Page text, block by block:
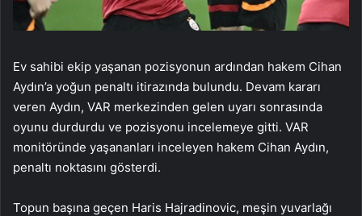
Ev sahibi ekip yaşanan pozisyonun ardından hakem Cihan
Aydın’a yoğun penaltı itirazında bulundu. Devam kararı
veren Aydın, VAR merkezinden gelen uyarı sonrasında
oyunu durdurdu ve pozisyonu incelemeye gitti. VAR
monitöründe yaşananları inceleyen hakem Cihan Aydın,
penaltı noktasını gösterdi.
Topun başına geçen Haris Hajradinovic, meşin yuvarlağı